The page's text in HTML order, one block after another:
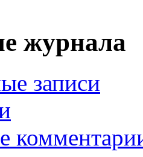
журнала
записи